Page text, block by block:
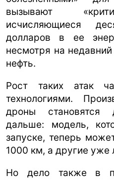
вызывают
исчисляющиеся
долларов в ее
несмотря на
нефть.
Рост таких атак
технологиями.
дроны
дальше: модель,
запуске, теперь
1000 км, а другие уже
Но дело также в